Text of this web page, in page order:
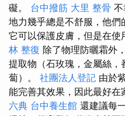
礙。 台中撥筋 大里 整骨
地力幾乎總是不舒服，他們
它可以保護皮膚，但是在使
林 整復 除了物理防曬霜外
提取物（石玫瑰，金屬絲
蔔）。 社團法人登記 由於
能完善其效果，因此最好在
六典 台中養生館 還建議每